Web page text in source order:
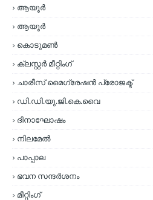
ആയൂര്‍
ആയൂർ
കൊടുമണ്‍
ക്ലസ്റ്റര്‍ മീറ്റിംഗ്
ചാരീസ് മൈഗ്രേഷന്‍ പ്രോജക്ട്
ഡി.ഡി.യു.ജി.കെ.വൈ
ദിനാഘോഷം
നിലമേല്‍
പാപ്പാല
ഭവന സന്ദര്‍ശനം
മീറ്റിംഗ്